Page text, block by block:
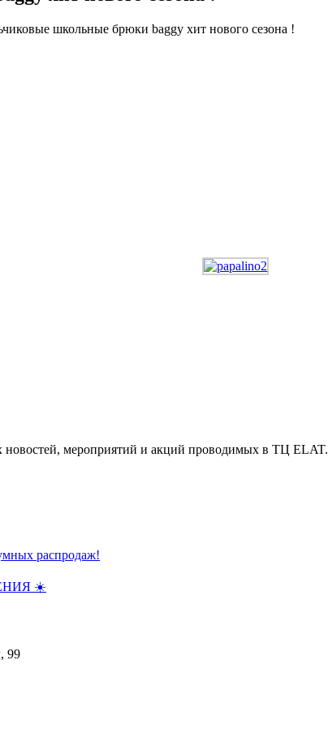
школьные брюки baggy хит нового сезона !
новостей, мероприятий и акций проводимых в ТЦ ELAT.
распродаж!
☀️
99